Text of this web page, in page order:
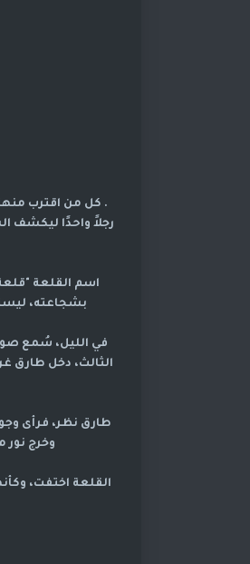
رجلاً واحدًا ليكشف
اسم القلعة "قلعة
بشجاعته،
في الليل، سُمع
الثالث، دخل طارق
طارق نظر، فرأى
وخرج نور
القلعة اختفت،